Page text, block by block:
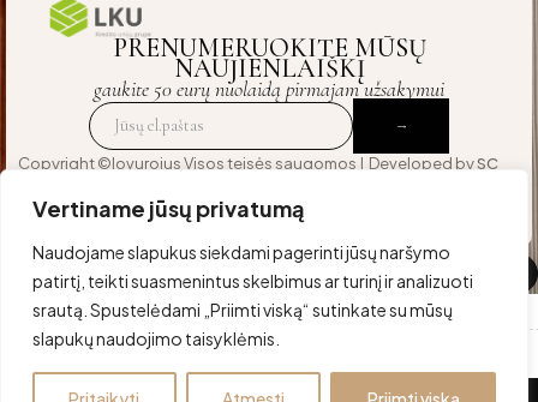
Vertiname jūsų privatumą
Naudojame slapukus siekdami pagerinti jūsų naršymo
patirtį, teikti suasmenintus skelbimus ar turinį ir analizuoti
srautą. Spustelėdami „Priimti viską“ sutinkate su mūsų
slapukų naudojimo taisyklėmis.
PRENUMERUOKITE MŪSŲ
NAUJIENLAIŠKĮ
gaukite 50 eurų nuolaidą pirmajam užsakymui
Copyright ©lovurojus Visos teisės saugomos | Developed bySC
Palyginti (0)
Palyginti